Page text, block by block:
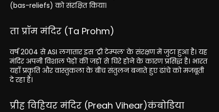
(bas-reliefs) को संरक्षित किया।
ता प्रॉम मंदिर (Ta Prohm)
वर्ष 2004 से ASI लगातार इस ‘ट्री टेम्पल’ के संरक्षण में जुटा हुआ है। यह
मंदिर अपनी विशाल पेड़ों की जड़ों से घिरे होने के कारण प्रसिद्ध है। भारत
यहाँ प्रकृति और वास्तुकला के बीच संतुलन बनाते हुए ढांचे को मजबूती
दे रहा है।
प्रीह विहियर मंदिर (Preah Vihear)कंबोडिया